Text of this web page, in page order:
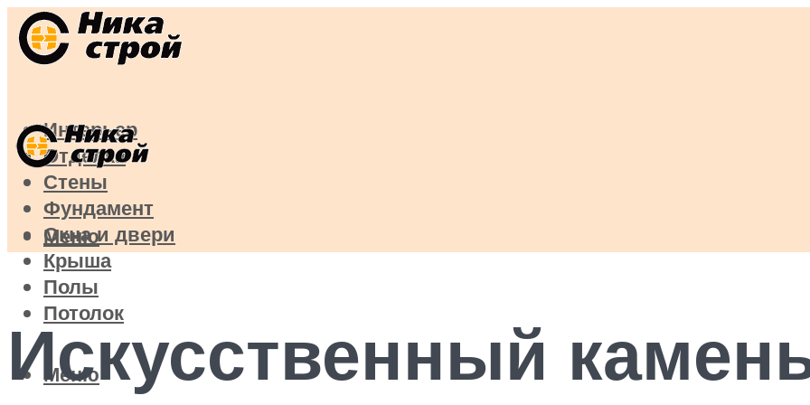
Интерьер
Отделка
Стены
Фундамент
Окна и двери
Крыша
Полы
Потолок
Меню
Меню
Искусственный